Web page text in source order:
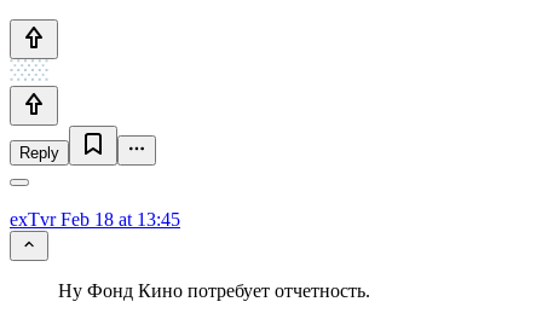
Reply
exTvrFeb 18 at 13:45
Ну Фонд Кино потребует отчетность.